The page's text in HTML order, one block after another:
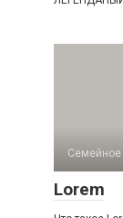
Семейное
Lorem